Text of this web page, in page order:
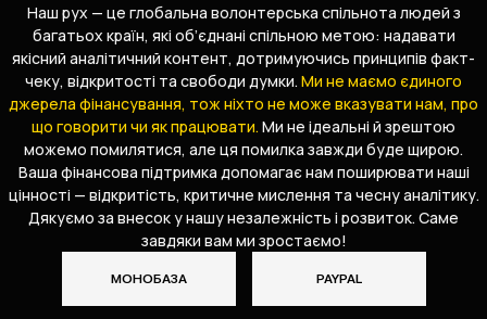
Наш рух — це глобальна волонтерська спільнота людей з
багатьох країн, які об’єднані спільною метою: надавати
якісний аналітичний контент, дотримуючись принципів факт-
чеку, відкритості та свободи думки. Ми не маємо єдиного
джерела фінансування, тож ніхто не може вказувати нам, про
що говорити чи як працювати. Ми не ідеальні й зрештою
можемо помилятися, але ця помилка завжди буде щирою.
Ваша фінансова підтримка допомагає нам поширювати наші
цінності — відкритість, критичне мислення та чесну аналітику.
Дякуємо за внесок у нашу незалежність і розвиток. Саме
завдяки вам ми зростаємо!
МОНОБАЗА PAYPAL